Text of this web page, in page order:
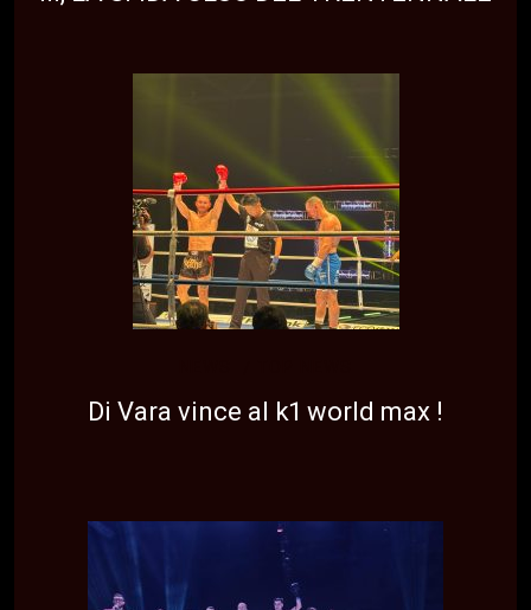
Di Vara vince al k1 world max !